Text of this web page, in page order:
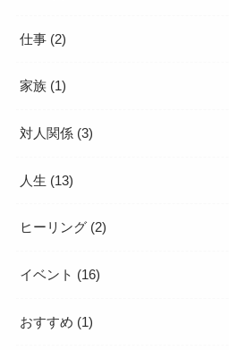
仕事 (2)
家族 (1)
対人関係 (3)
人生 (13)
ヒーリング (2)
イベント (16)
おすすめ (1)